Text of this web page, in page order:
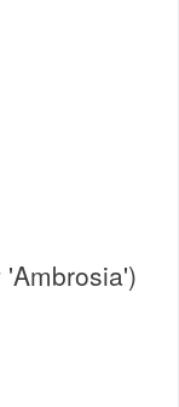
'Ambrosia')